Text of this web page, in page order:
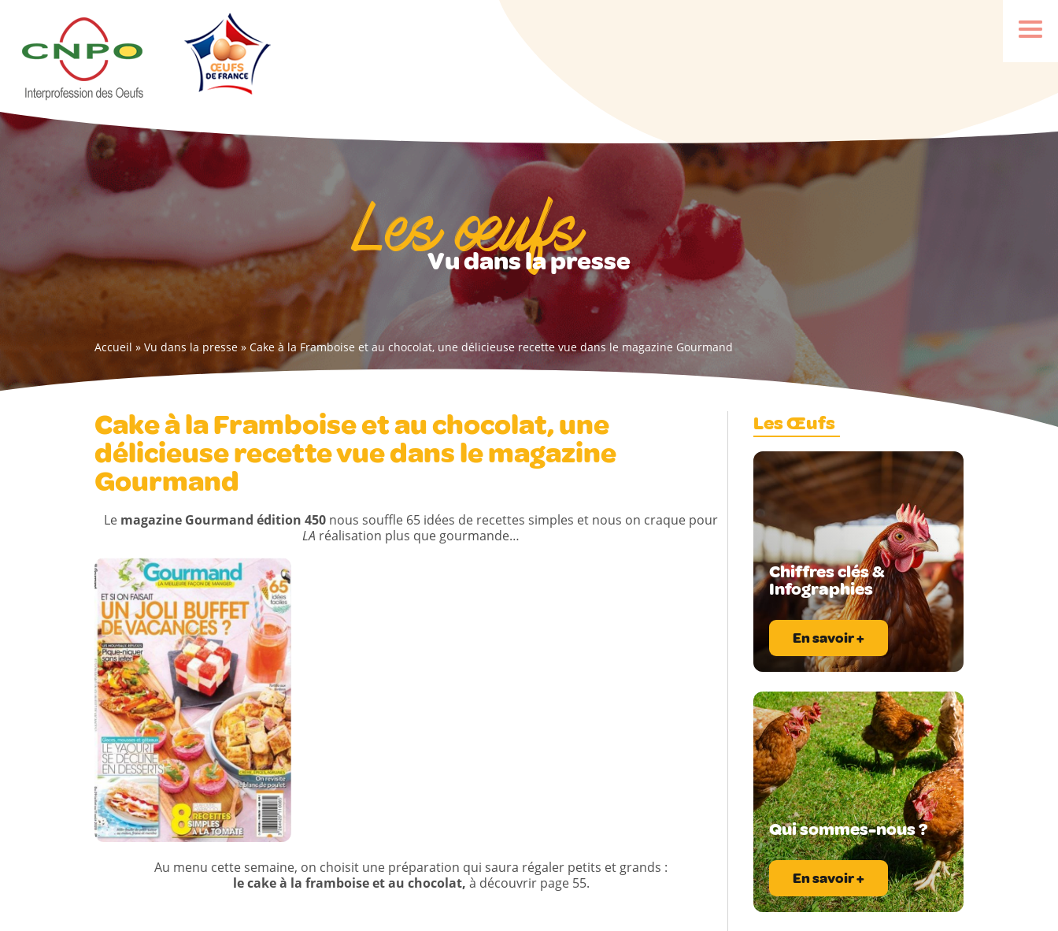
Les œufs
Vu dans la presse
Accueil » Vu dans la presse » Cake à la Framboise et au chocolat, une délicieuse recette vue dans le magazine Gourmand
Cake à la Framboise et au chocolat, une
délicieuse recette vue dans le magazine
Gourmand
Le magazine Gourmand édition 450 nous souffle 65 idées de recettes simples et nous on craque pour
LA réalisation plus que gourmande…
Au menu cette semaine, on choisit une préparation qui saura régaler petits et grands :
le cake à la framboise et au chocolat, à découvrir page 55.
Les Œufs
Chiffres clés &
Infographies
En savoir +
Qui sommes-nous ?
En savoir +